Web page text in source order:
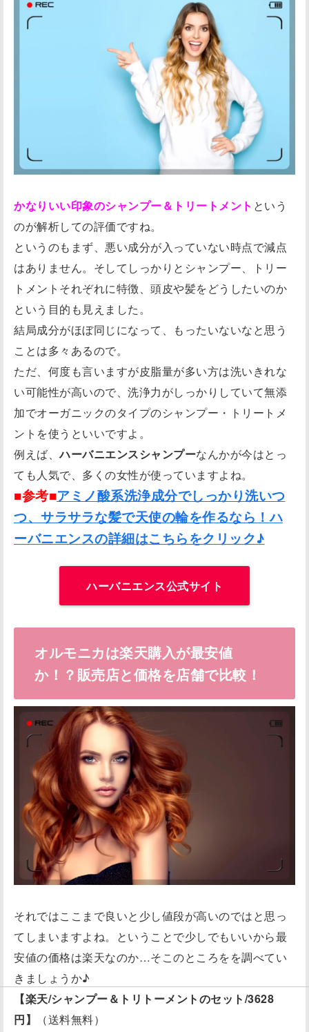
かなりいい印象のシャンプー＆トリートメント という
のが解析しての評価ですね。
というのもまず、悪い成分が入っていない時点で減点
はありません。そしてしっかりとシャンプー、トリー
トメントそれぞれに特徴、頭皮や髪をどうしたいのか
という目的も見えました。
結局成分がほぼ同じになって、もったいないなと思う
ことは多々あるので。
ただ、何度も言いますが皮脂量が多い方は洗いきれな
い可能性が高いので、洗浄力がしっかりしていて無添
加でオーガニックのタイプのシャンプー・トリートメ
ントを使うといいですよ。
例えば、ハーバニエンスシャンプーなんかが今はとっ
ても人気で、多くの女性が使っていますよね。
■参考■アミノ酸系洗浄成分でしっかり洗いつ
つ、サラサラな髪で天使の輪を作るなら！ハ
ーバニエンスの詳細はこちらをクリック♪
ハーバニエンス公式サイト
オルモニカは楽天購入が最安値
か！？販売店と価格を店舗で比較！
それではここまで良いと少し値段が高いのではと思っ
てしまいますよね。ということで少しでもいいから最
安値の価格は楽天なのか…そこのところをを調べてい
きましょうか♪
【楽天/シャンプー＆トリトーメントのセット/3628
円】
（送料無料）